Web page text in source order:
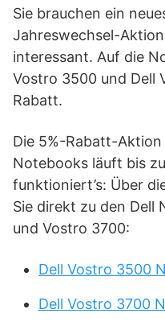
Sie brauchen ein
Jahreswechsel-
interessant. Auf die
Vostro 3500 und Dell
Rabatt.
Die 5%-Rabatt-
Notebooks läuft bis
funktioniert’s: Über
Sie direkt zu den Dell
und Vostro 3700:
Dell Vostro 3500
Dell Vostro 3700